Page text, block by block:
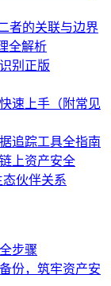
者的关联与边界
全解析
别正版
速上手（附常见
追踪工具全指南
上资产安全
态伙伴关系
步骤
份，筑牢资产安